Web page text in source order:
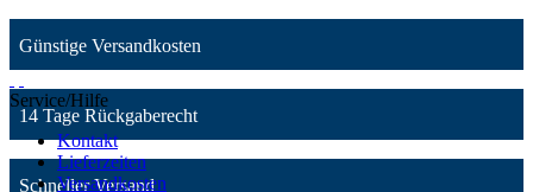
Günstige Versandkosten
14 Tage Rückgaberecht
Schneller Versand
Service/Hilfe
Kontakt
Lieferzeiten
Versandkosten